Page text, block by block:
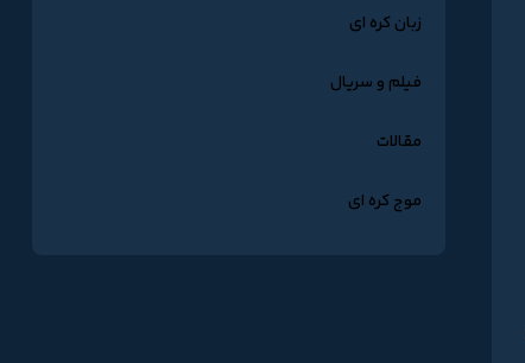
زبان کره ای
فیلم و سریال
مقالات
موج کره ای